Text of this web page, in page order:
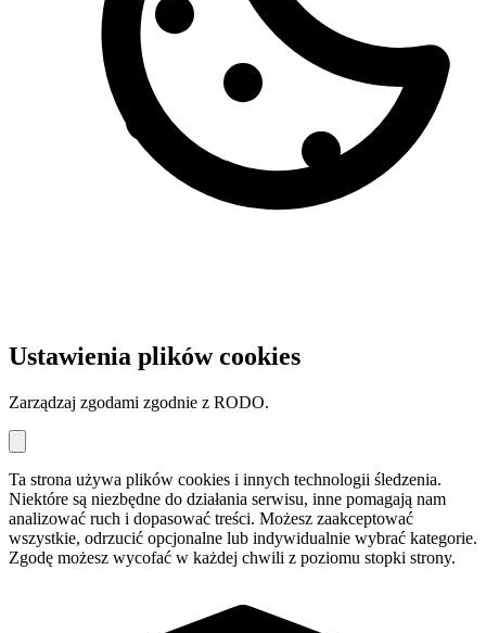
Ustawienia plików cookies
Zarządzaj zgodami zgodnie z RODO.
Ta strona używa plików cookies i innych technologii śledzenia.
Niektóre są niezbędne do działania serwisu, inne pomagają nam
analizować ruch i dopasować treści. Możesz zaakceptować
wszystkie, odrzucić opcjonalne lub indywidualnie wybrać kategorie.
Zgodę możesz wycofać w każdej chwili z poziomu stopki strony.